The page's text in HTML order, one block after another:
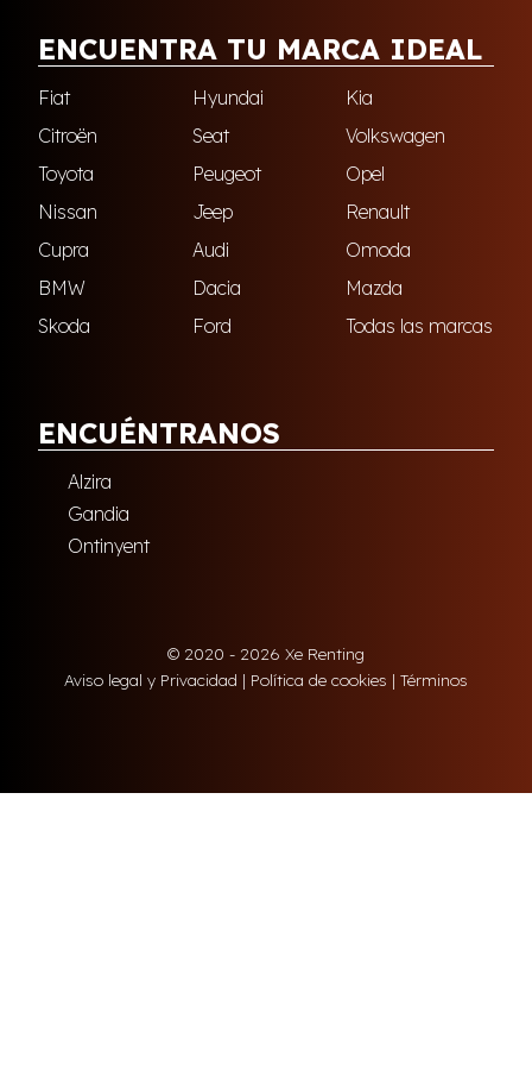
ENCUENTRA TU MARCA IDEAL
Fiat Hyundai
Kia
Citroën
Seat
Volkswagen
Toyota
Peugeot
Opel
Nissan
Jeep
Renault
Cupra
Audi
Omoda
BMW
Dacia
Mazda
Skoda
Ford Todas las marcas
ENCUÉNTRANOS
Alzira
Gandia
Ontinyent
© 2020 - 2026 Xe Renting
Aviso legal y Privacidad | Política de cookies | Términos